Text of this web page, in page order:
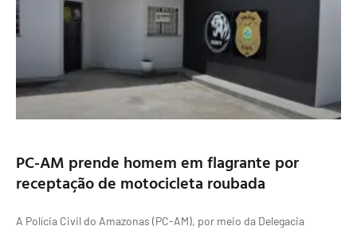
PC-AM prende homem em flagrante por
receptação de motocicleta roubada
A Polícia Civil do Amazonas (PC-AM), por meio da Delegacia